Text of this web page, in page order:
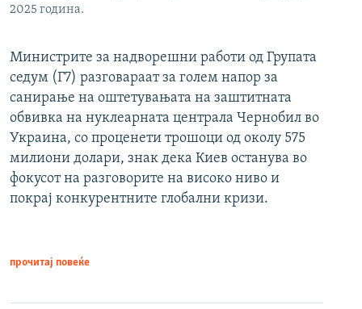
2025 година.
Министрите за надворешни работи од Групата
седум (Г7) разговараат за голем напор за
санирање на оштетувањата на заштитната
обвивка на нуклеарната централа Чернобил во
Украина, со проценети трошоци од околу 575
милиони долари, знак дека Киев останува во
фокусот на разговорите на високо ниво и
покрај конкурентните глобални кризи.
прочитај повеќе